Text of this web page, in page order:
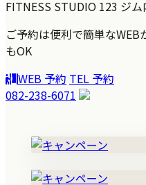
FITNESS STUDIO 123 ジム
ご予約は便利で簡単な
もOK
WEB 予約 TEL 予約
082-238-6071